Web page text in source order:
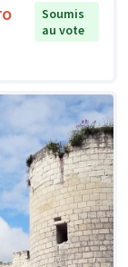
Soumis
au vote